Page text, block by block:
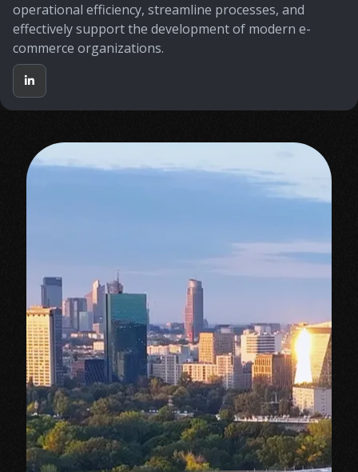
operational efficiency, streamline processes, and
effectively support the development of modern e-
commerce organizations.